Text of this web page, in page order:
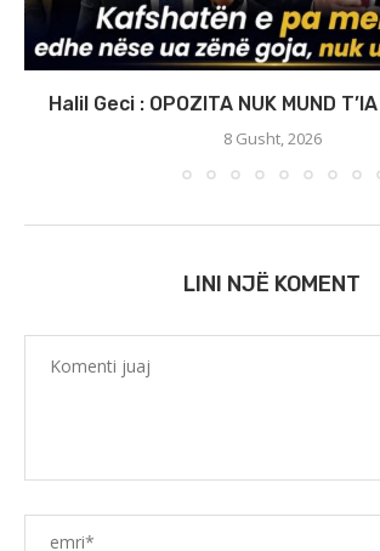
Halil Geci : OPOZITA NUK MUND
8 Gusht, 2026
LINI NJË KOMENT